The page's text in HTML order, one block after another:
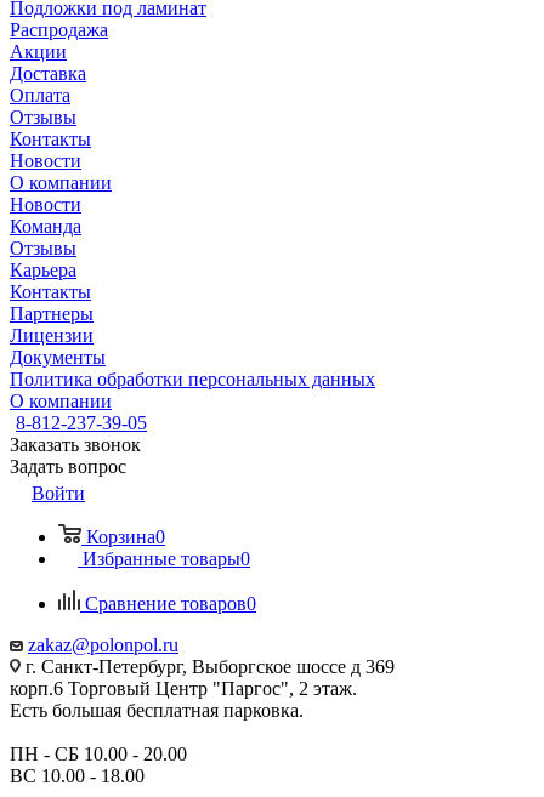
Подложки под ламинат
Распродажа
Акции
Доставка
Оплата
Отзывы
Контакты
Новости
О компании
Новости
Команда
Отзывы
Карьера
Контакты
Партнеры
Лицензии
Документы
Политика обработки персональных данных
О компании
8-812-237-39-05
Заказать звонок
Задать вопрос
Войти
Корзина0
Избранные товары0
Сравнение товаров0
zakaz@polonpol.ru
г. Санкт-Петербург, Выборгское шоссе д 369
корп.6 Торговый Центр "Паргос", 2 этаж.
Есть большая бесплатная парковка.
ПН - СБ 10.00 - 20.00
ВС 10.00 - 18.00